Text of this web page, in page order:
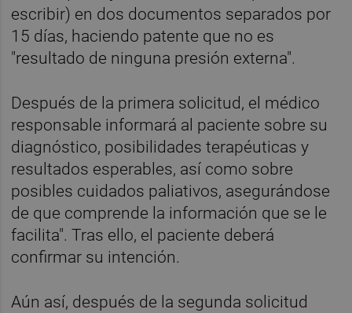
escribir) en dos documentos separados por
15 días, haciendo patente que no es
"resultado de ninguna presión externa".
Después de la primera solicitud, el médico
responsable informará al paciente sobre su
diagnóstico, posibilidades terapéuticas y
resultados esperables, así como sobre
posibles cuidados paliativos, asegurándose
de que comprende la información que se le
facilita". Tras ello, el paciente deberá
confirmar su intención.
Aún así, después de la segunda solicitud